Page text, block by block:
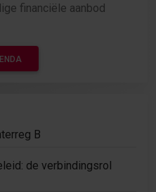
financiële aanbod
B
de verbindingsrol